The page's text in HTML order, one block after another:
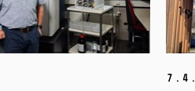
7. 4.